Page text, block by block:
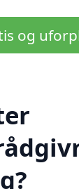
og